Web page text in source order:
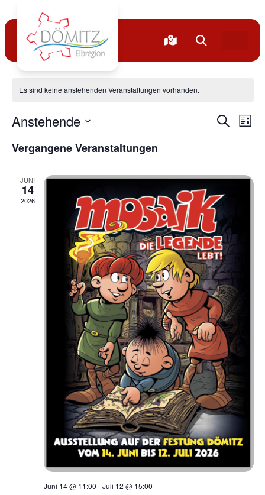
Kinder
Es sind keine anstehenden Veranstaltungen vorhanden.
SucheListe
Anstehende
wählen.
Vergangene Veranstaltungen
JUNI
14
2026
Juni 14 @ 11:00 -Juli 12 @ 15:00